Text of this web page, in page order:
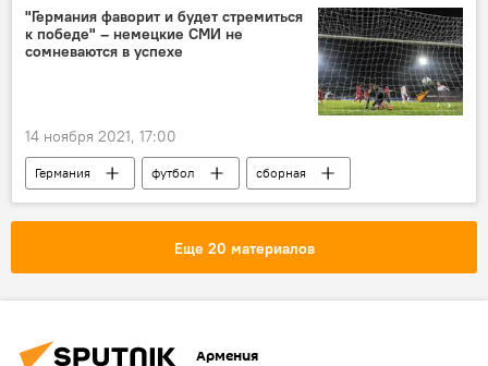
Новости Армения
"Германия фаворит и будет стремиться
к победе" – немецкие СМИ не
сомневаются в успехе
14 ноября 2021, 17:00
Германия футбол
сборная
Новости Армения
Спорт СМИ
Еще 20 материалов
Армения